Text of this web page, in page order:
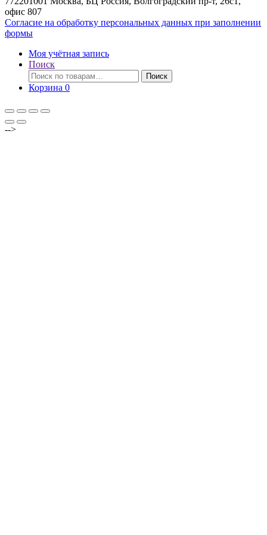
офис 807
Согласие на обработку персональных данных при заполнении
формы
Моя учётная запись
Поиск
Искать:
Поиск
Корзина 0
-->